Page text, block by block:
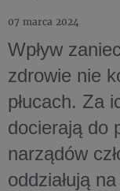
07 marca 2024
Wpływ
zdrowie nie
płucach. Za
docierają do
narządów
oddziałują